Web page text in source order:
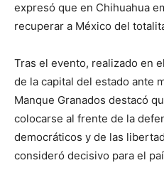
expresó que en Chihuahua
recuperar a México del
Tras el evento, realizado en
de la capital del estado ante
Manque Granados destacó
colocarse al frente de la
democráticos y de las
consideró decisivo para el